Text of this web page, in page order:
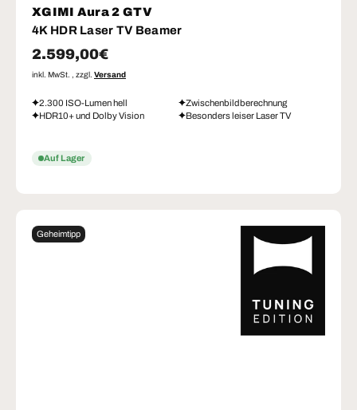
XGIMI Aura 2 GTV
4K HDR Laser TV Beamer
Normaler Preis
2.599,00€
inkl. MwSt. , zzgl. Versand
2.300 ISO-Lumen hell
Zwischenbildberechnung
HDR10+ und Dolby Vision
Besonders leiser Laser TV
Auf Lager
Geheimtipp